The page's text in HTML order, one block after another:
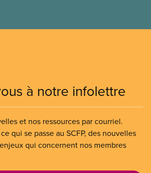
à notre infolettre
et nos ressources par courriel.
qui se passe au SCFP, des nouvelles
qui concernent nos membres